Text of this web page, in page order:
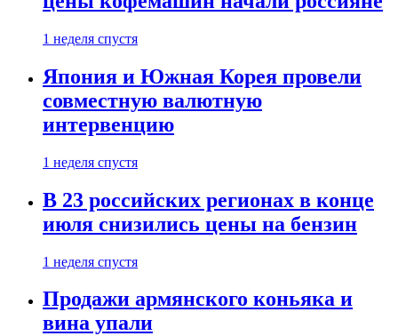
1 неделя спустя
Япония и Южная Корея провели
совместную валютную
интервенцию
1 неделя спустя
В 23 российских регионах в конце
июля снизились цены на бензин
1 неделя спустя
Продажи армянского коньяка и
вина упали